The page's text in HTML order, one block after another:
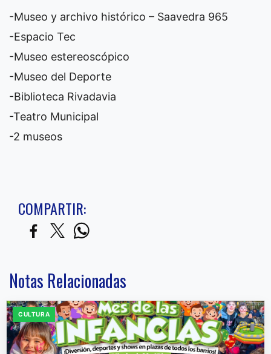
-Museo y archivo histórico – Saavedra 965
-Espacio Tec
-Museo estereoscópico
-Museo del Deporte
-Biblioteca Rivadavia
-Teatro Municipal
-2 museos
COMPARTIR:
Notas Relacionadas
CULTURA